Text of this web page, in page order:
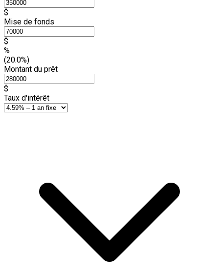
$
Mise de fonds
$
%
(20.0%)
Montant du prêt
$
Taux d'intérêt